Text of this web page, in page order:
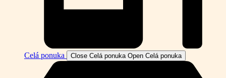
Celá ponuka Close Celá ponuka Open Celá ponuka